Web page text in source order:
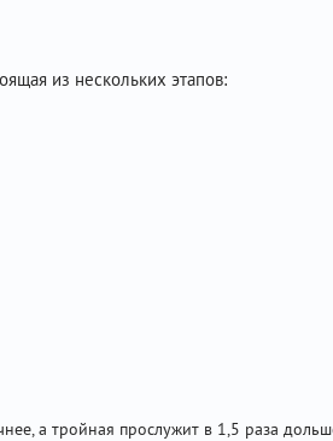
из нескольких этапов:
а тройная прослужит в 1,5 раза